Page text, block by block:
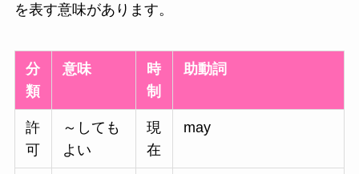
を表す意味があります。
分
類
意味
時
制
助動詞
許
可
～しても
よい
現
在
may